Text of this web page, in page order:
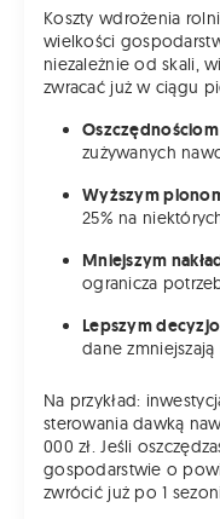
Koszty wdrożenia
wielkości
niezależnie od skali,
zwracać już w ciągu
Oszczędnościom
zużywanych
Wyższym
25% na
Mniejszym
ogranicza
Lepszym
dane
Na przykład:
sterowania dawką
000 zł. Jeśli
gospodarstwie o
zwrócić już po 1